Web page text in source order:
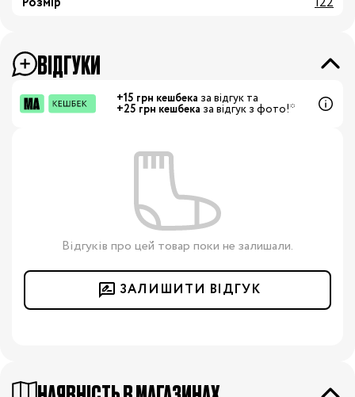
ВІДГУКИ
+15 грн кешбека за відгук та
+25 грн кешбека за відгук з фото!*
Відгуків про цей товар поки не залишали.
ЗАЛИШИТИ ВІДГУК